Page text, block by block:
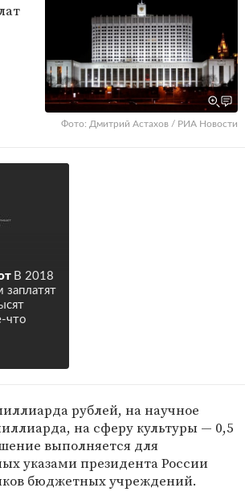
Фото: Дмитрий Астахов / РИА Новости
В 2018
заплатят
что
рублей, на научное
на сферу культуры — 0,5
выполняется для
указами президента России
бюджетных учреждений.